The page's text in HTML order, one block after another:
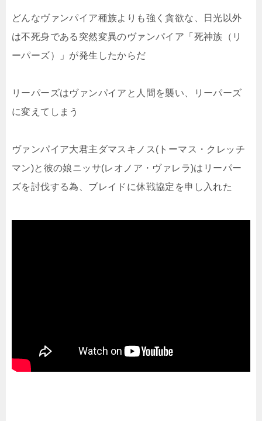
どんなヴァンパイア種族よりも強く貪欲な、日光以外
は不死身である突然変異のヴァンパイア「死神族（リ
ーパーズ）」が発生したからだ
リーパーズはヴァンパイアと人間を襲い、リーパーズ
に変えてしまう
ヴァンパイア大君主ダマスキノス(トーマス・クレッチ
マン)と彼の娘ニッサ(レオノア・ヴァレラ)はリーパー
ズを討伐する為、ブレイドに休戦協定を申し入れた